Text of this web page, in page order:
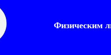
Физическим